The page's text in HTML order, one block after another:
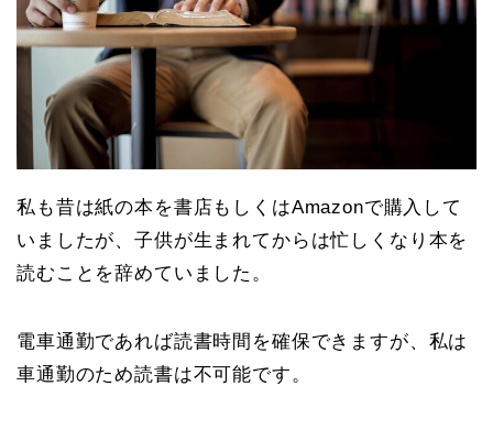
私も昔は紙の本を書店もしくはAmazonで購入して
いましたが、子供が生まれてからは忙しくなり本を
読むことを辞めていました。
電車通勤であれば読書時間を確保できますが、私は
車通勤のため読書は不可能です。